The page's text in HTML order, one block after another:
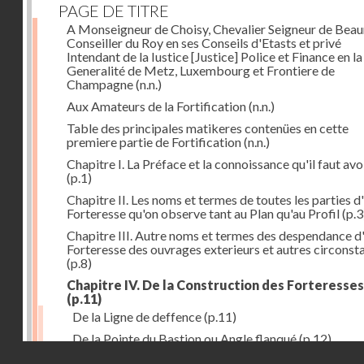
PAGE DE TITRE
A Monseigneur de Choisy, Chevalier Seigneur de
Conseiller du Roy en ses Conseils d'Etasts et privé
Intendant de la Iustice [Justice] Police et Finance en la
Generalité de Metz, Luxembourg et Frontiere de
Champagne(n.n.)
Aux Amateurs de la Fortification(n.n.)
Table des principales matikeres contenües en cette
premiere partie de Fortification(n.n.)
Chapitre I. La Préface et la connoissance qu'il faut
(p.1)
Chapitre II. Les noms et termes de toutes les parties
Forteresse qu'on observe tant au Plan qu'au Profil
Chapitre III. Autre noms et termes des despendance
Forteresse des ouvrages exterieurs et autres
(p.8)
Chapitre IV. De la Construction des Forteresses
(p.11)
De la Ligne de deffence(p.11)
De la Pointe du Bastion ou Angle flanqué(p.12)